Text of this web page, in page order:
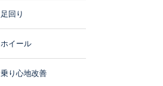
足回り
ホイール
乗り心地改善